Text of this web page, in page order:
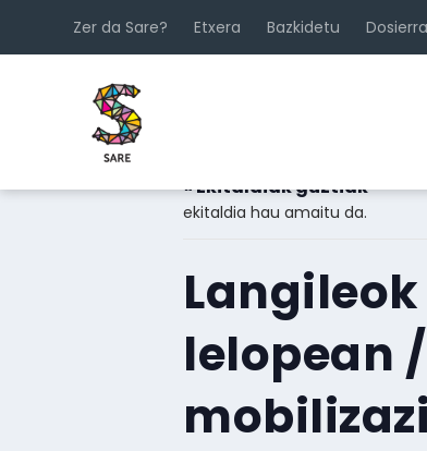
Zer da Sare? Etxera Bazkidetu
« Ekitaldiak guztiak
ekitaldia hau amaitu da.
lelopean